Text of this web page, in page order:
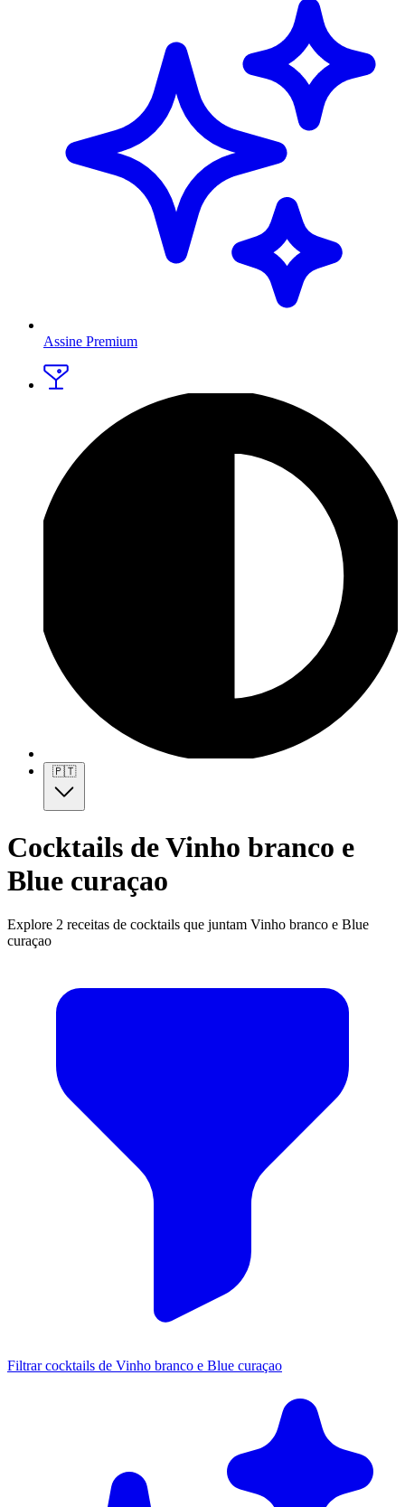
Assine Premium
🇵🇹
Cocktails de Vinho branco e
Blue curaçao
Explore 2 receitas de cocktails que juntam Vinho branco e Blue
curaçao
Filtrar cocktails de Vinho branco e Blue curaçao